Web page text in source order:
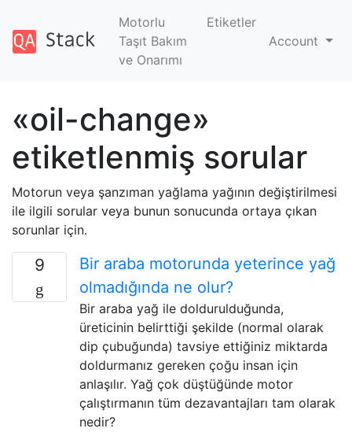
Motorlu
Taşıt Bakım
ve Onarımı
Etiketler
Account
«oil-change»
etiketlenmiş sorular
Motorun veya şanzıman yağlama yağının değiştirilmesi
ile ilgili sorular veya bunun sonucunda ortaya çıkan
sorunlar için.
9
Bir araba motorunda yeterince yağ
olmadığında ne olur?
Bir araba yağ ile doldurulduğunda,
üreticinin belirttiği şekilde (normal olarak
dip çubuğunda) tavsiye ettiğiniz miktarda
doldurmanız gereken çoğu insan için
anlaşılır. Yağ çok düştüğünde motor
çalıştırmanın tüm dezavantajları tam olarak
nedir?